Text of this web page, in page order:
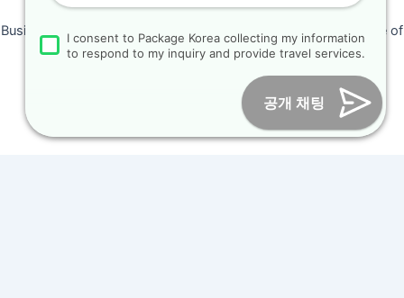
Goyang-si, Gyeonggi-do, Korea (10468)
Business Number: 224 09 85194 / Tourism Business Certificate of
Registration Number : 2018-000009
Online Marketing Business Number : 2013-서울종로-0706
Fax : +82-31-967-7819
/ Email :
inform@packagekorea.com
I consent to Package Korea collecting my information
to respond to my inquiry and provide travel services.
공개 채팅